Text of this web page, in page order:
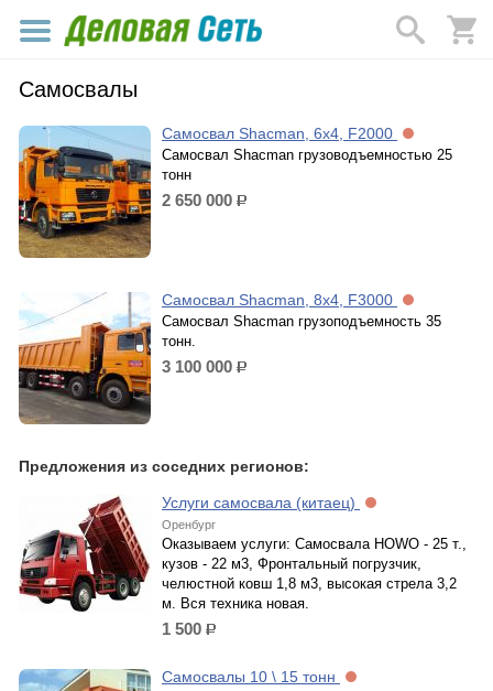
Самосвалы
Самосвал Shacman, 6х4, F2000
Самосвал Shacman грузоводъемностью 25
тонн
2 650 000 р.
Самосвал Shacman, 8x4, F3000
Самосвал Shacman грузоподъемность 35
тонн.
3 100 000 р.
Предложения из соседних регионов:
Услуги самосвала (китаец)
Оренбург
Оказываем услуги: Самосвала HOWO - 25 т.,
кузов - 22 м3, Фронтальный погрузчик,
челюстной ковш 1,8 м3, высокая стрела 3,2
м. Вся техника новая.
1 500 р.
Самосвалы 10 \ 15 тонн